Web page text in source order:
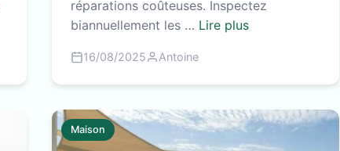
réparations coûteuses. Inspectez
biannuellement les … Lire plus
16/08/2025 Antoine
Maison